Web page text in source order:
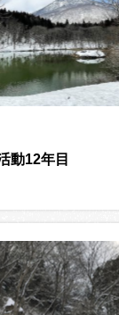
動12年目